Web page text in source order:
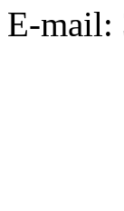
E-mail: